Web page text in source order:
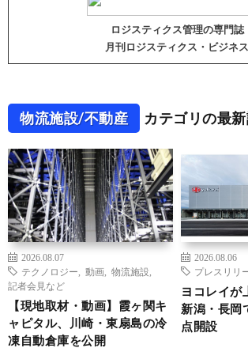
ロジスティクス管理の専門誌
月刊ロジスティクス・ビジネス
物流施設/不動産 カテゴリの最
2026.08.07
テクノロジー
動画 物流施設
記者会見など
【現地取材・動画】霞ヶ関キ
ャピタル、川崎・東扇島の冷
凍自動倉庫を公開
2026.08.06
プレスリリ
ヨコレイが
新潟・長岡
点開設